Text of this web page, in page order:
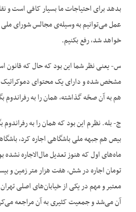
بدهد برای احتیاجات ما بسیار کافی است و
عمل می‌‌توانیم به وسیله‌‌ی مجالس شورای
خواهد شد، رفع بکنیم.
س- یعنی نظر شما این بود که حال که قانون
مشخص شده و دارای یک محتوای
هم به آن صحّه گذاشته، همان را به رفراندوم
ج- بله. نظرم این بود که همان را به
بیص هم جبهه ملی باشگاهی اجاره کرد،
ماه‌‌های اول که هنوز تعدیل مال‌‌الاجاره نشده
تومان اجاره در شش، هفت هزار متر زمین و
معتبر و مهم در یکی از خیابان‌‌های اصلی
آن می‌‌شد و جمعیت کثیری به آن مراجعه